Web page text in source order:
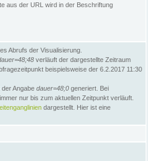
aus der URL wird in der Beschriftung
Abrufs der Visualisierung.
verläuft der dargestellte Zeitraum
beispielsweise der 6.2.2017 11:30
Angabe dauer=48;0 generiert. Bei
nur bis zum aktuellen Zeitpunkt verläuft.
dargestellt. Hier ist eine